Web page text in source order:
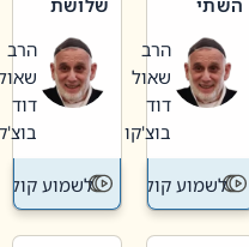
וערב של
חיינו
הרב
שאול
דוד
בוצ'קו
לשמוע קול תורה – מדרש
האבות
הרב
שאול
דוד
בוצ'קו
לשמוע קול